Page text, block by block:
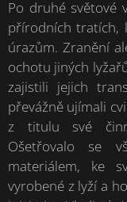
Po druhé světové
přírodních tratích,
úrazům. Zranění
ochotu jiných
zajistili jejich
převážně ujímali
z titulu své
Ošetřovalo se
materiálem, ke
vyrobené z lyží a